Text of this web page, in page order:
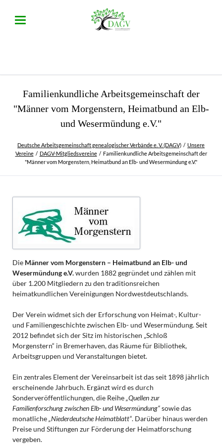
Familienkundliche Arbeitsgemeinschaft der
"Männer vom Morgenstern, Heimatbund an Elb-
und Wesermündung e.V."
Deutsche Arbeitsgemeinschaft genealogischer Verbände e. V. (DAGV)
Unsere
Vereine
DAGV-Mitgliedsvereine
Familienkundliche Arbeitsgemeinschaft der
"Männer vom Morgenstern, Heimatbund an Elb- und Wesermündung e.V."
Die Männer vom Morgenstern – Heimatbund an Elb- und
Wesermündung e.V.wurden 1882 gegründet und zählen mit
über 1.200 Mitgliedern zu den traditionsreichen
heimatkundlichen Vereinigungen Nordwestdeutschlands.
Der Verein widmet sich der Erforschung von Heimat-, Kultur-
und Familiengeschichte zwischen Elb- und Wesermündung. Seit
2012 befindet sich der Sitz im historischen „Schloß
Morgenstern“ in Bremerhaven, das Räume für Bibliothek,
Arbeitsgruppen und Veranstaltungen bietet.
Ein zentrales Element der Vereinsarbeit ist das seit 1898 jährlich
erscheinende Jahrbuch. Ergänzt wird es durch
Sonderveröffentlichungen, die Reihe„Quellen zur
Familienforschung zwischen Elb- und Wesermündung“sowie das
monatliche„Niederdeutsche Heimatblatt“. Darüber hinaus werden
Preise und Stiftungen zur Förderung der Heimatforschung
vergeben.